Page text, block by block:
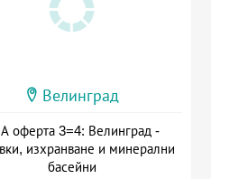
Велинград
оферта 3=4: Велинград -
изхранване и минерални
басейни